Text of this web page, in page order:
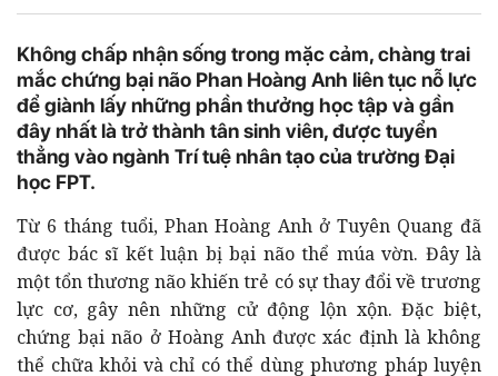
Không chấp nhận sống trong mặc cảm, chàng trai
mắc chứng bại não Phan Hoàng Anh liên tục nỗ lực
để giành lấy những phần thưởng học tập và gần
đây nhất là trở thành tân sinh viên, được tuyển
thẳng vào ngành Trí tuệ nhân tạo của trường Đại
học FPT.
Từ 6 tháng tuổi, Phan Hoàng Anh ở Tuyên Quang đã
được bác sĩ kết luận bị bại não thể múa vờn. Đây là
một tổn thương não khiến trẻ có sự thay đổi về trương
lực cơ, gây nên những cử động lộn xộn. Đặc biệt,
chứng bại não ở Hoàng Anh được xác định là không
thể chữa khỏi và chỉ có thể dùng phương pháp luyện